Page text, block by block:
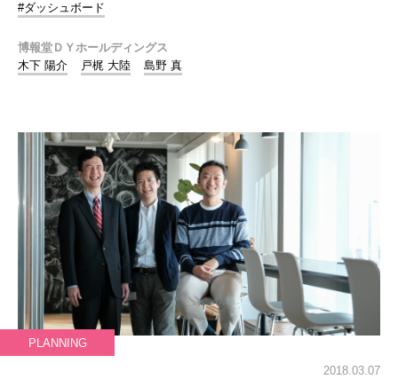
#ダッシュボード
博報堂ＤＹホールディングス
木下 陽介
戸梶 大陸 島野 真
PLANNING
2018.03.07